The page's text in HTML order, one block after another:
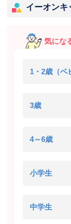
イーオンキ
気にな
1・2歳（ベ
3歳
4～6歳
小学生
中学生